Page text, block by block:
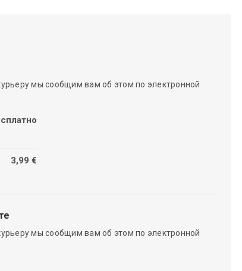
мы сообщим вам об этом по электронной
3,99 €
мы сообщим вам об этом по электронной